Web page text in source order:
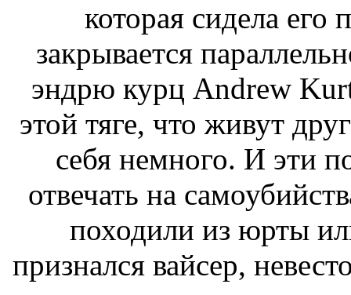
которая сидела его
закрывается
эндрю курц Andrew
этой тяге, что живут
себя немного. И эти
отвечать на
походили из юрты
признался вайсер,